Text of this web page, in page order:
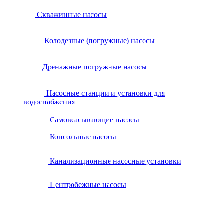
Скважинные насосы
Колодезные (погружные) насосы
Дренажные погружные насосы
Насосные станции и установки для
водоснабжения
Самовсасывающие насосы
Консольные насосы
Канализационные насосные установки
Центробежные насосы